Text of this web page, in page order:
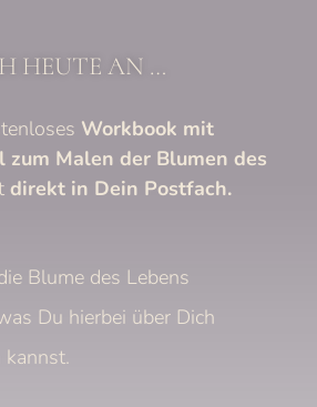
HEUTE AN …
Workbook mit
zum Malen der Blumen des
direkt in Dein Postfach.
Blume des Lebens
Du hierbei über Dich
kannst.